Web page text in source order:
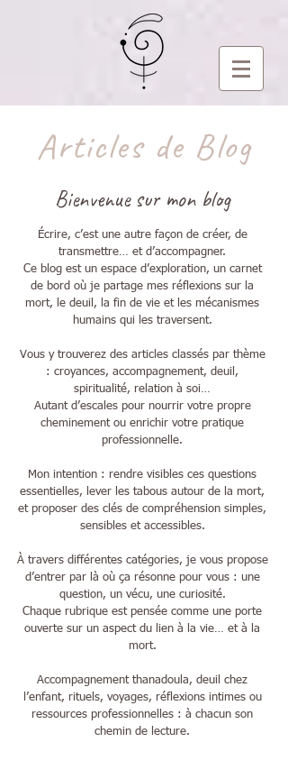
Articles de Blog
Bienvenue sur mon blog
Écrire, c’est une autre façon de créer, de
transmettre… et d’accompagner.
Ce blog est un espace d’exploration, un carnet
de bord où je partage mes réflexions sur la
mort, le deuil, la fin de vie et les mécanismes
humains qui les traversent.
Vous y trouverez des articles classés par thème
: croyances, accompagnement, deuil,
spiritualité, relation à soi…
Autant d’escales pour nourrir votre propre
cheminement ou enrichir votre pratique
professionnelle.
Mon intention : rendre visibles ces questions
essentielles, lever les tabous autour de la mort,
et proposer des clés de compréhension simples,
sensibles et accessibles.
À travers différentes catégories, je vous propose
d’entrer par là où ça résonne pour vous : une
question, un vécu, une curiosité.
Chaque rubrique est pensée comme une porte
ouverte sur un aspect du lien à la vie… et à la
mort.
Accompagnement thanadoula, deuil chez
l’enfant, rituels, voyages, réflexions intimes ou
ressources professionnelles : à chacun son
chemin de lecture.